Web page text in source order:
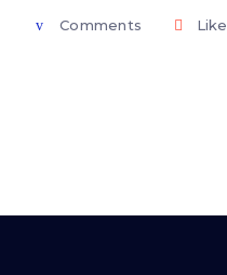
Comments Like